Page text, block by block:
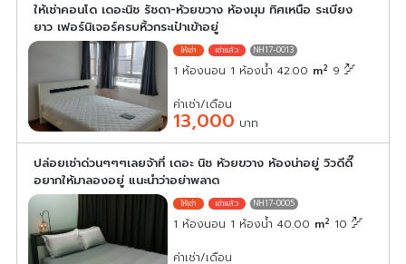
ให้เช่าคอนโด เดอะนิช รัชดา-ห้วยขวาง ห้องมุม ทิศเหนือ ระเบียง
ยาว เฟอร์นิเจอร์ครบหิ้วกระเป๋าเข้าอยู่
NH17-0013
1 ห้องนอน 1 ห้องน้ำ 42.00 m2 9
ค่าเช่า/เดือน
13,000 บาท
ปล่อยเช่าด่วนๆๆๆเลยจ้าที่ เดอะ นิช ห้วยขวาง ห้องน่าอยู่ วิวดีดี๊
อยากให้มาลองอยู่ แนะนำว่าอย่าพลาด
NH17-0005
1 ห้องนอน 1 ห้องน้ำ 40.00 m2 10
ค่าเช่า/เดือน